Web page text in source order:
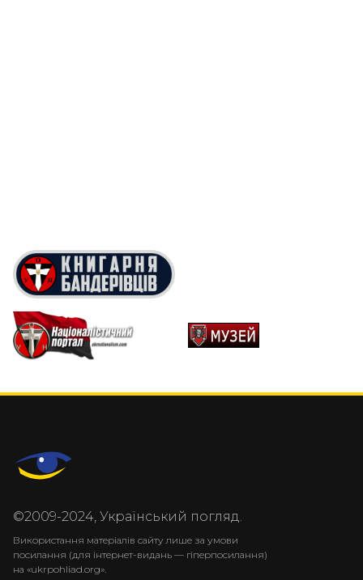
©2009-2024, Український погляд.
Використання матеріалів сайту лише за умови
посилання (для інтернет-видань — гіперпосилання)
на «ukrpohliad.org».